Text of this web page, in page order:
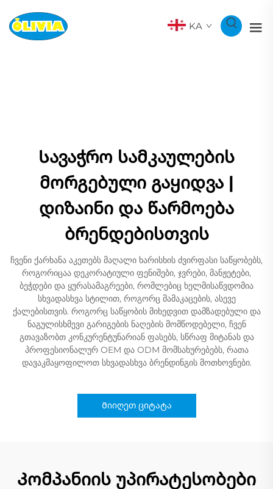
KA
Სავაჭრო სამკაულების
მორგებული გაყიდვა |
დიზაინი და წარმოება
ბრენდებისთვის
ჩვენი ქარხანა აკეთებს მაღალი ხარისხის ძვირფასი საწყობებს,
როგორიცაა დეკორატიული ფენიშები, ჯვრები, მანჟეტები,
ბეჭდები და ყურასამაგრეები, რომლებიც ხელმისაწვდომია
სხვადასხვა სტილით, როგორც მამაკაცების, ასევე
ქალებისთვის. როგორც საწყობის მიხედვით დამზადებული და
ნაგულისხმევი გარიგების ნაღების მომწოდებელი, ჩვენ
გთავაზობთ კონკურენტუნარიან ფასებს, სწრაფ მიტანას და
პროფესიონალურ OEM და ODM მომსახურებებს, რათა
დავაკმაყოფილოთ სხვადასხვა ბრენდინგის მოთხოვნები.
Მიიღეთ ციტატა
Კომპანიის უპირატესობები